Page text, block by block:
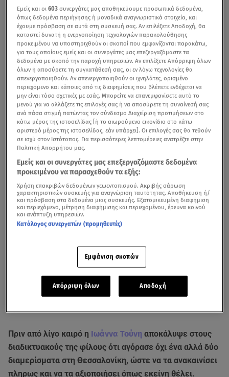
Πριν από λίγο καιρό η Ιωάννα Τούνη αποκάλυψε στους
διαδικτυακούς της φίλους ότι αγόρασε όχι ένα αλλά δύο
διαμερίσματα στη Θεσσαλονίκη, ώστε να τα ανακαινίσει
πληρως και να τα αξιοποιήσει όπως εκείνη θέλει.
Εμείς και οι603 συνεργάτες μας αποθηκεύουμε προσωπικά δεδομένα,
όπως δεδομένα περιήγησης ή μοναδικά αναγνωριστικά στοιχεία, και
έχουμε πρόσβαση σε αυτά στη συσκευή σας. Αν επιλέξετε Αποδοχή, θα
καταστεί δυνατή η ενεργοποίηση τεχνολογιών παρακολούθησης
προκειμένου να υποστηριχθούν οι σκοποί που εμφανίζονται παρακάτω,
για τους οποίους εμείς και οι συνεργάτες μας επεξεργαζόμαστε τα
δεδομένα με σκοπό την παροχή υπηρεσιών. Αν επιλέξετε Απόρριψη όλων
όλων ή αποσύρετε τη συγκατάθεσή σας, οι εν λόγω τεχνολογίες θα
απενεργοποιηθούν. Αν απενεργοποιηθούν οι ιχνηλάτες, ορισμένο
περιεχόμενο και κάποιες από τις διαφημίσεις που βλέπετε ενδέχεται να
μην είναι τόσο σχετικές με εσάς. Μπορείτε να επανεμφανίσετε αυτό το
μενού για να αλλάξετε τις επιλογές σας ή να αποσύρετε τη συναίνεσή σας
ανά πάσα στιγμή πατώντας τον σύνδεσμο Διαχείριση προτιμήσεων στο
κάτω μέρος της ιστοσελίδας [ή το αιωρούμενο εικονίδιο στο κάτω
αριστερό μέρος της ιστοσελίδας, εάν υπάρχει]. Οι επιλογές σας θα τεθούν
σε ισχύ στον Ιστότοπος. Για περισσότερες λεπτομέρειες ανατρέξτε στην
Πολιτική Απορρήτου μας.
Εμείς και οι συνεργάτες μας επεξεργαζόμαστε δεδομένα
προκειμένου να παρασχεθούν τα εξής:
Χρήση επακριβών δεδομένων γεωεντοπισμού. Ακριβής σάρωση
χαρακτηριστικών συσκευής για αναγνώριση ταυτότητας. Αποθήκευση ή/
και πρόσβαση στα δεδομένα μιας συσκευής. Εξατομικευμένη διαφήμιση
και περιεχόμενο, μέτρηση διαφήμισης και περιεχομένου, έρευνα κοινού
και ανάπτυξη υπηρεσιών.
Κατάλογος συνεργατών (προμηθευτές)
Εμφάνιση σκοπών
Απόρριψη όλων Αποδοχή